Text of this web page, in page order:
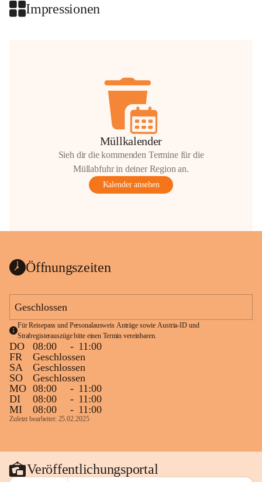
Impressionen
Müllkalender
Sieh dir die kommenden Termine für die
Müllabfuhr in deiner Region an.
Kalender ansehen
Öffnungszeiten
Geschlossen
Für Reisepass und Personalausweis Anträge sowie Austria-ID und
Strafregisterauszüge bitte einen Termin vereinbaren.
DO 08:00 - 11:00
FR
Geschlossen
SA
Geschlossen
SO
Geschlossen
MO 08:00 - 11:00
DI
08:00 - 11:00
MI
08:00 - 11:00
Zuletzt bearbeitet: 25.02.2025
Veröffentlichungsportal